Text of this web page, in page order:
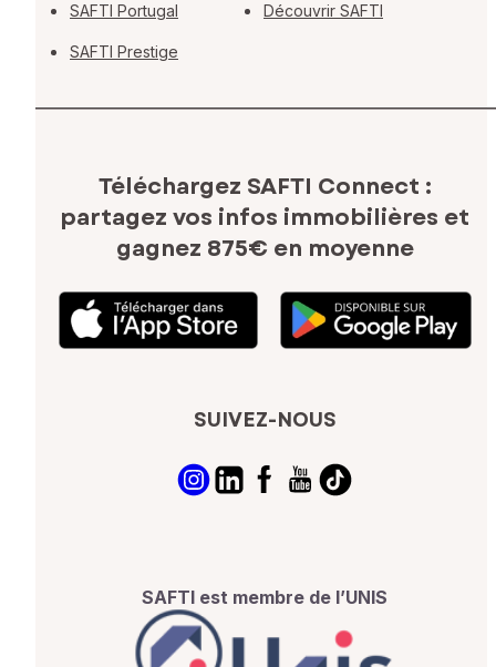
SAFTI Portugal
SAFTI Prestige
Découvrir SAFTI
Téléchargez SAFTI Connect :
partagez vos infos immobilières et
gagnez 875€ en moyenne
SUIVEZ-NOUS
SAFTI est membre de l’UNIS